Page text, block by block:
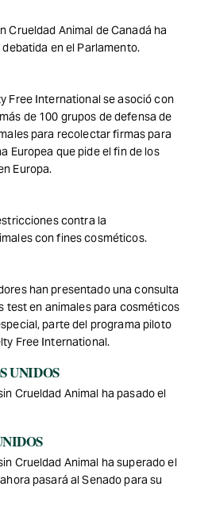
Crueldad Animal de Canadá ha
en el Parlamento.
Free International se asoció con
de 100 grupos de defensa de
para recolectar firmas para
Europea que pide el fin de los
Europa.
contra la
con fines cosméticos.
han presentado una consulta
test en animales para cosméticos
parte del programa piloto
Free International.
UNIDOS
Crueldad Animal ha pasado el
Crueldad Animal ha superado el
pasará al Senado para su